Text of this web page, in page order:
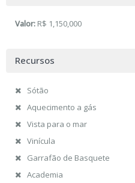
Valor: R$ 1,150,000
Recursos
Sótão
Aquecimento a gás
Vista para o mar
Vinícula
Garrafão de Basquete
Academia